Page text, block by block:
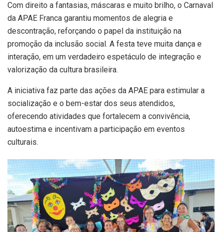
Com direito a fantasias, máscaras e muito brilho, o Carnaval
da APAE Franca garantiu momentos de alegria e
descontração, reforçando o papel da instituição na
promoção da inclusão social. A festa teve muita dança e
interação, em um verdadeiro espetáculo de integração e
valorização da cultura brasileira.
A iniciativa faz parte das ações da APAE para estimular a
socialização e o bem-estar dos seus atendidos,
oferecendo atividades que fortalecem a convivência,
autoestima e incentivam a participação em eventos
culturais.